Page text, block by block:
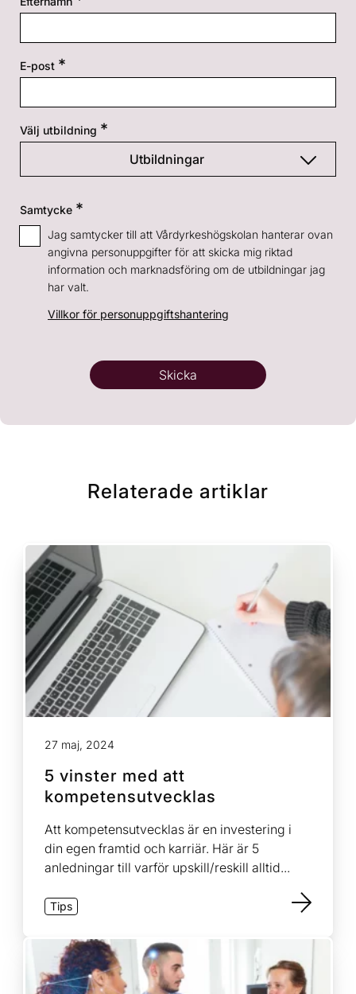
E-post
Välj utbildning
Utbildningar
- Generell intresseanmälan
Handledare inom LSS och socialpsykiatri
Kurs: E-hälsa, digitalisering och
Kurs: Psykisk ohälsa hos äldre
Kurs: Samsjuklighet – Psykisk ohälsa och
beroende
Kurs: SRHR och funktionsnedsättning
Medicinsk vårdadministratör
Specialistundersköterska inom vård och
omsorg av äldre
Tandsköterska
Samtycke
Jag samtycker till att Vårdyrkeshögskolan hanterar ovan
angivna personuppgifter för att skicka mig riktad
information och marknadsföring om de utbildningar jag
har valt.
Villkor för personuppgiftshantering
Skicka
Relaterade artiklar
27 maj, 2024
5 vinster med att
kompetensutvecklas
Att kompetensutvecklas är en investering i
din egen framtid och karriär. Här är 5
anledningar till varför upskill/reskill alltid...
Tips